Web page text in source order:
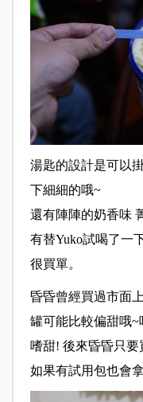
湯匙的設計是可以
下細細的哦~
還有陣陣的奶香味
有替Yuko試喝了一
很買單。
昏昏曾經買過市面
罐可能比較偏甜哦
嗜甜! 後來昏昏只要
如果有試用包也會